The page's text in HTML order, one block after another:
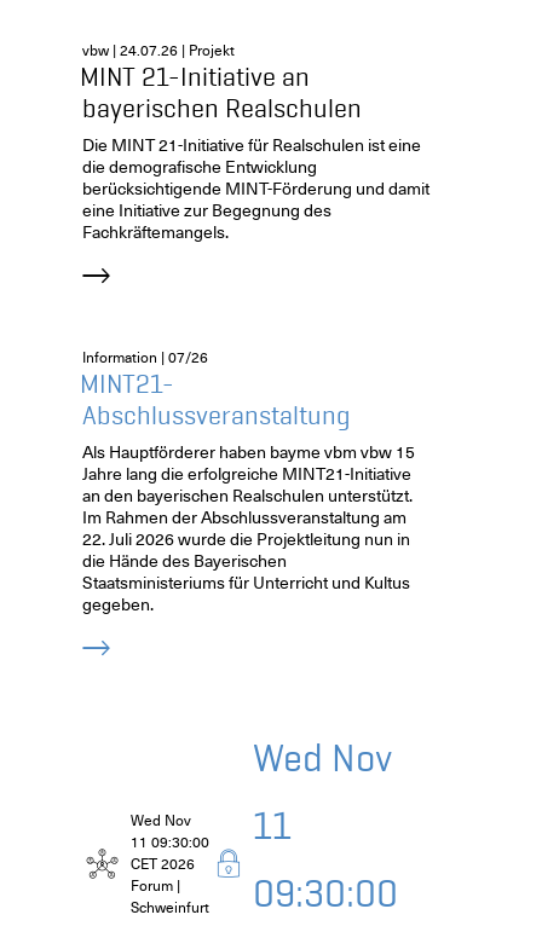
vbw | 24.07.26 | Projekt
MINT 21-Initiative an
bayerischen Realschulen
Die MINT 21-Initiative für Realschulen ist eine
die demografische Entwicklung
berücksichtigende MINT-Förderung und damit
eine Initiative zur Begegnung des
Fachkräftemangels.
Information | 07/26
MINT21-
Abschlussveranstaltung
Als Hauptförderer haben bayme vbm vbw 15
Jahre lang die erfolgreiche MINT21-Initiative
an den bayerischen Realschulen unterstützt.
Im Rahmen der Abschlussveranstaltung am
22. Juli 2026 wurde die Projektleitung nun in
die Hände des Bayerischen
Staatsministeriums für Unterricht und Kultus
gegeben.
Wed Nov
11 09:30:00
CET 2026
Forum |
Schweinfurt
Wed Nov
11
09:30:00